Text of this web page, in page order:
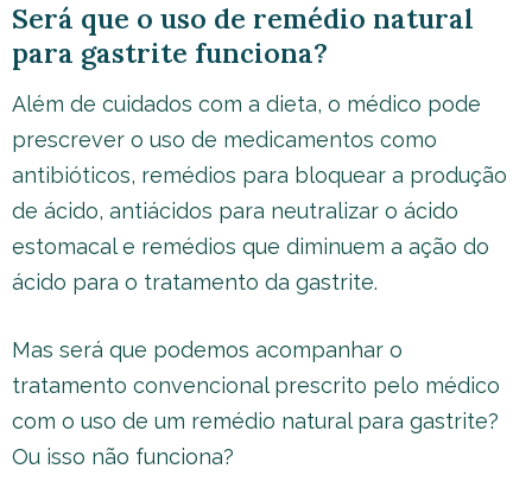
Será que o uso de remédio natural
para gastrite funciona?
Além de cuidados com a dieta, o médico pode
prescrever o uso de medicamentos como
antibióticos, remédios para bloquear a produção
de ácido, antiácidos para neutralizar o ácido
estomacal e remédios que diminuem a ação do
ácido para o tratamento da gastrite.
Mas será que podemos acompanhar o
tratamento convencional prescrito pelo médico
com o uso de um remédio natural para gastrite?
Ou isso não funciona?